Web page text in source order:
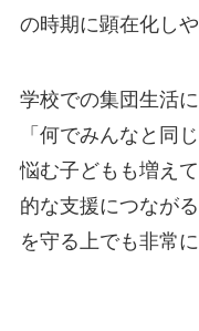
の時期に顕在化し
学校での集団生活
「何でみんなと同
悩む子どもも増え
的な支援につなが
を守る上でも非常に